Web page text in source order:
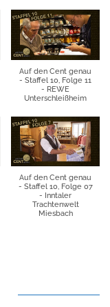
Auf den Cent genau
- Staffel 10, Folge 11
- REWE
Unterschleißheim
Auf den Cent genau
- Staffel 10, Folge 07
- Inntaler
Trachtenwelt
Miesbach